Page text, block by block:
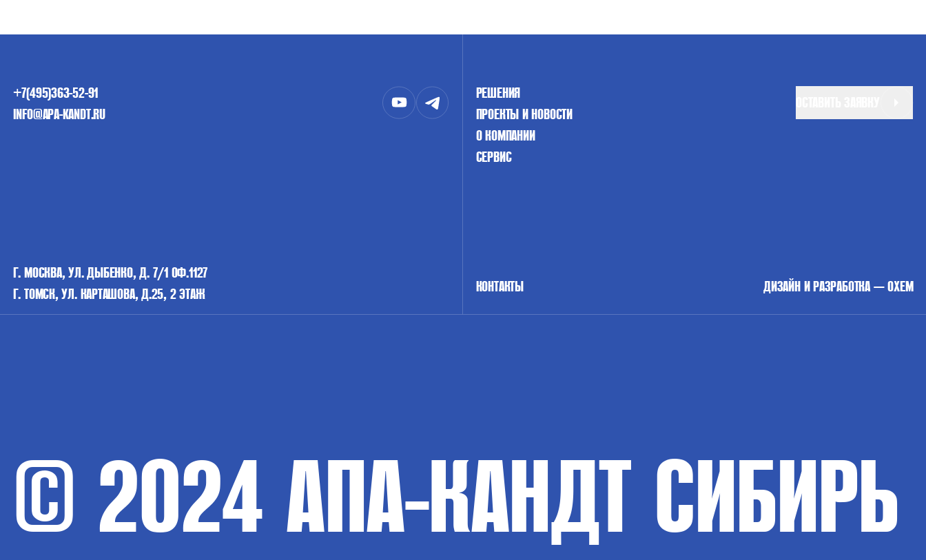
+7(495)363-52-91
INFO@APA-KANDT.RU
Г. МОСКВА, УЛ. ДЫБЕНКО, Д. 7/1 ОФ.1127
Г. ТОМСК, УЛ. КАРТАШОВА, Д.25, 2 ЭТАЖ
РЕШЕНИЯ
ПРОЕКТЫ И НОВОСТИ
О КОМПАНИИ
СЕРВИС
КОНТАКТЫ ДИЗАЙН И РАЗРАБОТКА — OXEM
© 2024АПА-КАНДТ СИБИРЬ